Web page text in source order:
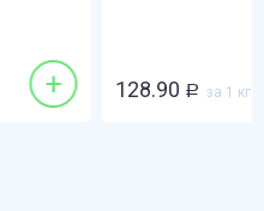
+ 128.90 Р за 1 кг